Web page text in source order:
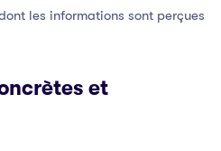
les informations sont perçues
et